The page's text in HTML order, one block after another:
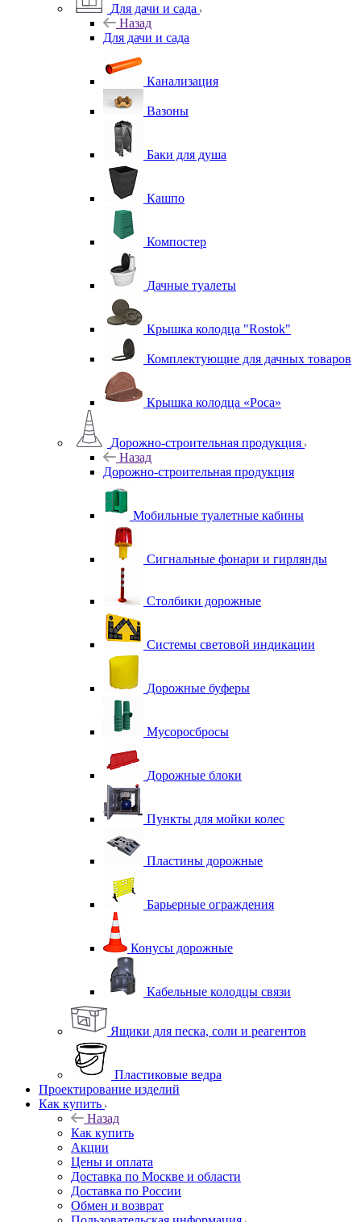
Для дачи и сада
Назад
Для дачи и сада
Канализация
Вазоны
Баки для душа
Кашпо
Компостер
Дачные туалеты
Крышка колодца "Rostok"
Комплектующие для дачных товаров
Крышка колодца «Роса»
Дорожно-строительная продукция
Назад
Дорожно-строительная продукция
Мобильные туалетные кабины
Сигнальные фонари и гирлянды
Столбики дорожные
Системы световой индикации
Дорожные буферы
Мусоросбросы
Дорожные блоки
Пункты для мойки колес
Пластины дорожные
Барьерные ограждения
Конусы дорожные
Кабельные колодцы связи
Ящики для песка, соли и реагентов
Пластиковые ведра
Проектирование изделий
Как купить
Назад
Как купить
Акции
Цены и оплата
Доставка по Москве и области
Доставка по России
Обмен и возврат